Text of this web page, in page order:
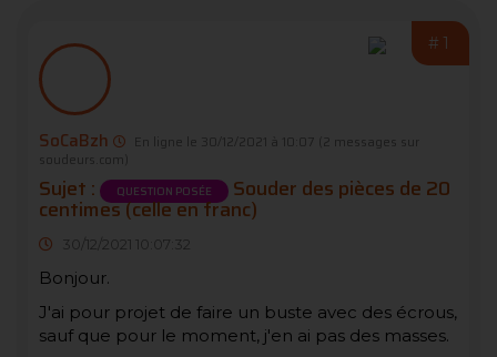
#1
SoCaBzh En ligne le 30/12/2021 à 10:07 (2 messages sur
soudeurs.com)
Sujet : QUESTION POSÉE Souder des pièces de 20
centimes (celle en franc)
30/12/2021 10:07:32
Bonjour.
J'ai pour projet de faire un buste avec des écrous,
sauf que pour le moment, j'en ai pas des masses.